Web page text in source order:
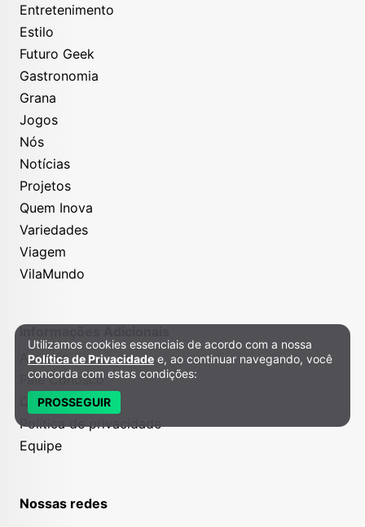
Entretenimento
Estilo
Futuro Geek
Gastronomia
Grana
Jogos
Nós
Notícias
Projetos
Quem Inova
Variedades
Viagem
VilaMundo
Informações Adicionais
Anuncie
Fale Conosco
Quem somos
Política de privacidade
Equipe
Nossas redes
Política de Privacidade e Cookies
Utilizamos cookies essenciais de acordo com a nossa
Política de Privacidade e, ao continuar navegando, você
concorda com estas condições:
PROSSEGUIR